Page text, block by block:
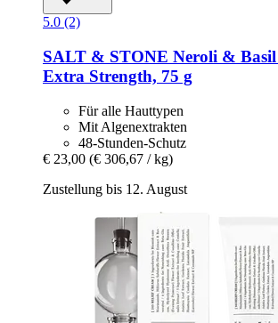
5.0 (2)
SALT & STONE Neroli &
Extra Strength, 75 g
Für alle Hauttypen
Mit Algenextrakten
48-Stunden-Schutz
€ 23,00 (€ 306,67 / kg)
Zustellung bis 12. August